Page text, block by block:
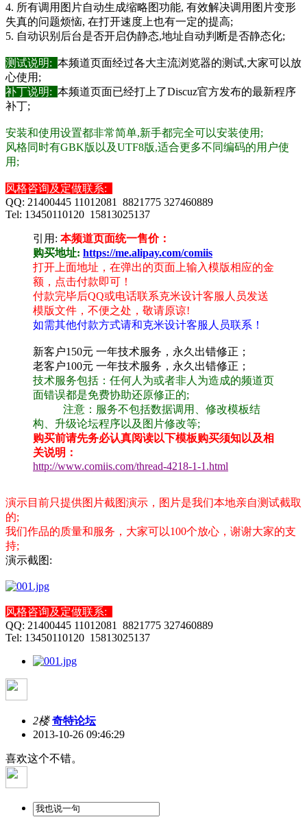
4. 所有调用图片自动生成缩略图功能, 有效解决调用图片变形
失真的问题烦恼, 在打开速度上也有一定的提高;
5. 自动识别后台是否开启伪静态,地址自动判断是否静态化;
测试说明: 本频道页面经过各大主流浏览器的测试,大家可以放
心使用;
补丁说明: 本频道页面已经打上了Discuz官方发布的最新程序
补丁;
安装和使用设置都非常简单,新手都完全可以安装使用;
风格同时有GBK版以及UTF8版,适合更多不同编码的用户使
用;
风格咨询及定做联系:
QQ: 21400445 11012081 8821775 327460889
Tel: 13450110120 15813025137
引用: 本频道页面统一售价：
购买地址: https://me.alipay.com/comiis
打开上面地址，在弹出的页面上输入模版相应的金
额，点击付款即可！
付款完毕后QQ或电话联系克米设计客服人员发送
模版文件，不便之处，敬请原谅!
如需其他付款方式请和克米设计客服人员联系！
新客户150元 一年技术服务，永久出错修正；
老客户100元 一年技术服务，永久出错修正；
技术服务包括：任何人为或者非人为造成的频道页
面错误都是免费协助还原修正的;
注意：服务不包括数据调用、修改模板结
构、升级论坛程序以及图片修改等;
购买前请先务必认真阅读以下模板购买须知以及相
关说明：
http://www.comiis.com/thread-4218-1-1.html
演示目前只提供图片截图演示，图片是我们本地亲自测试截取
的;
我们作品的质量和服务，大家可以100个放心，谢谢大家的支
持;
演示截图:
风格咨询及定做联系:
QQ: 21400445 11012081 8821775 327460889
Tel: 13450110120 15813025137
2楼 奇特论坛
2013-10-26 09:46:29
喜欢这个不错。